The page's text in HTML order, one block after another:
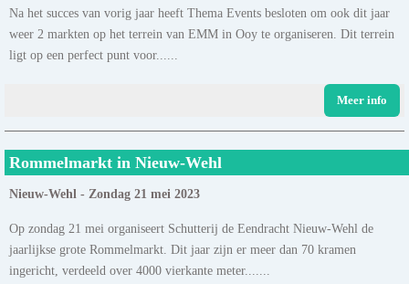
Na het succes van vorig jaar heeft Thema Events besloten om ook dit jaar
weer 2 markten op het terrein van EMM in Ooy te organiseren. Dit terrein
ligt op een perfect punt voor......
Meer info
Rommelmarkt in Nieuw-Wehl
Nieuw-Wehl - Zondag 21 mei 2023
Op zondag 21 mei organiseert Schutterij de Eendracht Nieuw-Wehl de
jaarlijkse grote Rommelmarkt. Dit jaar zijn er meer dan 70 kramen
ingericht, verdeeld over 4000 vierkante meter.......